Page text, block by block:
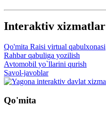
Interaktiv xizmatlar
Qo'mita Raisi virtual qabulxonasi
Rahbar qabuliga yozilish
Avtomobil yo`llarini qurish
Savol-javoblar
Qo'mita